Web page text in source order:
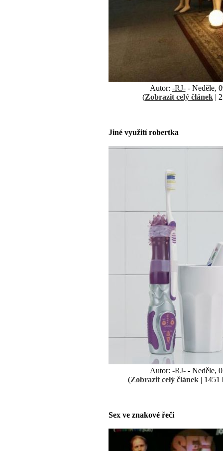
Autor: -RJ-- Neděle,
(Zobrazit celý článek|
Jiné využití robertka
Autor: -RJ-- Neděle,
(Zobrazit celý článek| 1451
Sex ve znakové řeči